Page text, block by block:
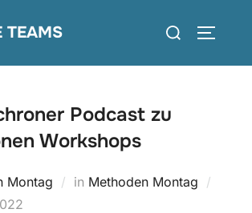
TEAMS
Suchen
Podcast zu
Workshops
Montag in Methoden Montag